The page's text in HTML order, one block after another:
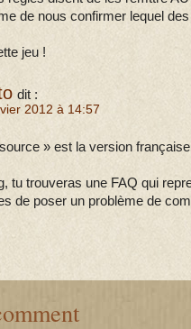
de nous confirmer lequel
jeu !
dit :
2012 à 14:57
» est la version
tu trouveras une FAQ qui
de poser un problème de